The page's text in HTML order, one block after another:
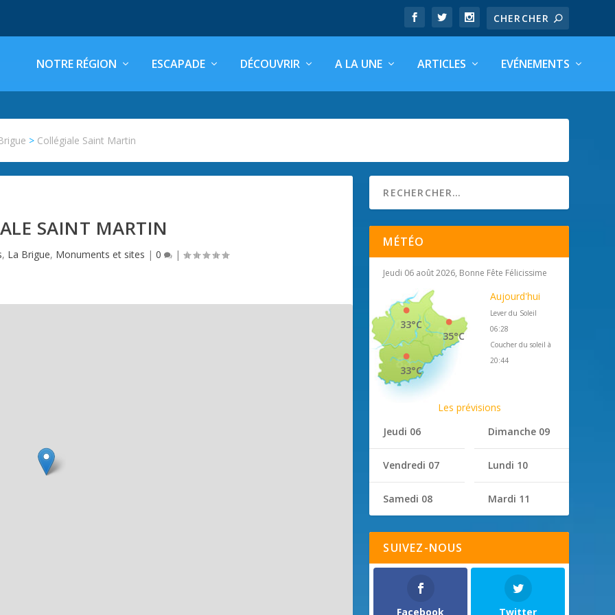
NOTRE RÉGION ESCAPADE DÉCOUVRIR A LA UNE ARTICLES EVÉNEMENTS
> Collégiale Saint Martin
SAINT MARTIN
, La Brigue, Monuments et sites | 0 |
MÉTÉO
Jeudi 06 août 2026, Bonne Fête Félicissime
35°C
33°C
33°C
Aujourd'hui
Lever du Soleil
06:28
Coucher du soleil à
20:44
Les prévisions
Jeudi 06
Vendredi 07
Samedi 08
Dimanche 09
Lundi 10
Mardi 11
SUIVEZ-NOUS
Facebook Twitter